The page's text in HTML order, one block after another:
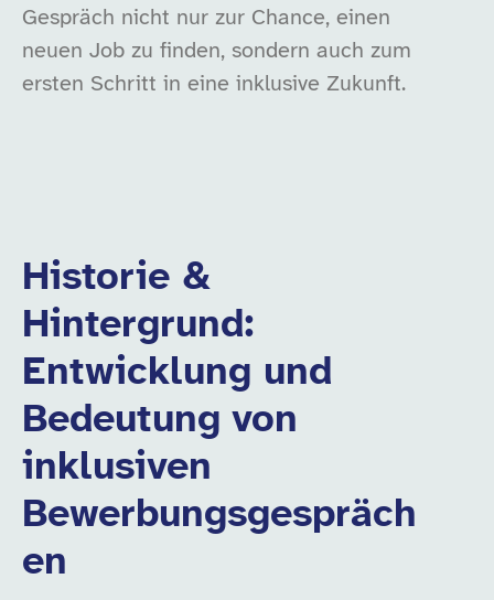
Gespräch nicht nur zur Chance, einen
neuen Job zu finden, sondern auch zum
ersten Schritt in eine inklusive Zukunft.
Historie &
Hintergrund:
Entwicklung und
Bedeutung von
inklusiven
Bewerbungsgespräch
en